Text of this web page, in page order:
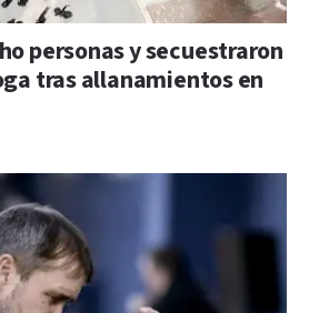
personas y secuestraron
tras allanamientos en